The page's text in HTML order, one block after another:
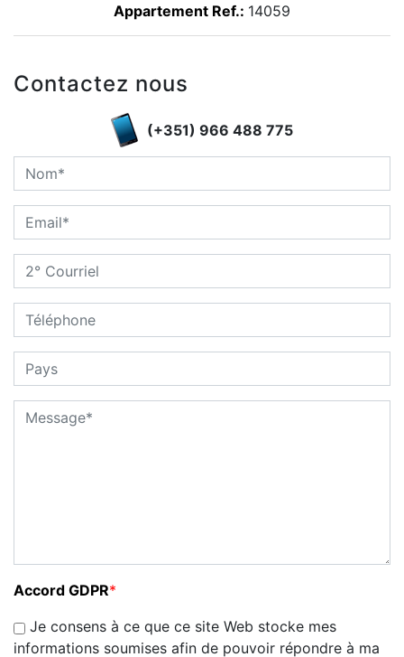
Appartement Ref.: 14059
Contactez nous
(+351) 966 488 775
Accord GDPR*
Je consens à ce que ce site Web stocke mes
informations soumises afin de pouvoir répondre à ma